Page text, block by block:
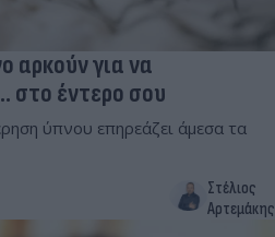
αρκούν για να
στο έντερο σου
ύπνου επηρεάζει άμεσα τα
Στέλιος
Αρτεμάκης